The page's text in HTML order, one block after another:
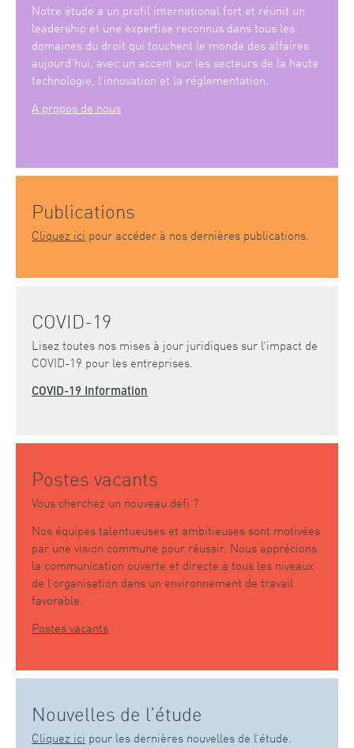
Notre étude a un profil international fort et réunit un
leadership et une expertise reconnus dans tous les
domaines du droit qui touchent le monde des affaires
aujourd’hui, avec un accent sur les secteurs de la haute
technologie, l’innovation et la réglementation.
A propos de nous
Publications
Cliquez ici pour accéder à nos dernières publications.
COVID-19
Lisez toutes nos mises à jour juridiques sur l’impact de
COVID-19 pour les entreprises.
COVID-19 Information
Postes vacants
Vous cherchez un nouveau défi ?
Nos équipes talentueuses et ambitieuses sont motivées
par une vision commune pour réussir. Nous apprécions
la communication ouverte et directe à tous les niveaux
de l’organisation dans un environnement de travail
favorable.
Postes vacants
Nouvelles de l’étude
Cliquez ici pour les dernières nouvelles de l’étude.